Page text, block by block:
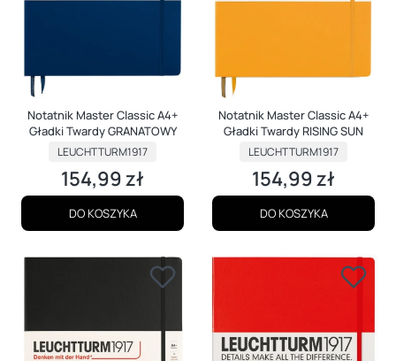
Notatnik Master Classic A4+
Gładki Twardy GRANATOWY
PRODUCENT
LEUCHTTURM1917
Cena
154,99 zł
DO KOSZYKA
Notatnik Master Classic A4+
Gładki Twardy RISING SUN
PRODUCENT
LEUCHTTURM1917
Cena
154,99 zł
DO KOSZYKA